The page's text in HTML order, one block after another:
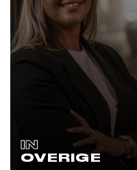
IN
OVERIGE